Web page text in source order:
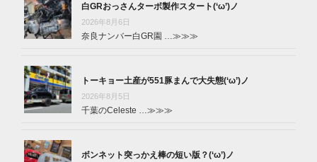
白GRおっさんターボ製作スタート(‘ω’)ノ
2026年8月6日
奈良ナンバー白GR園 …≫≫≫
トーキョー土産が551豚まんで大失態(‘ω’)ノ
2026年8月5日
千葉のCeleste …≫≫≫
ボンネット突っかえ棒の短い版？(‘ω’)ノ